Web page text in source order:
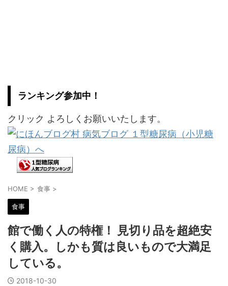
ランキング参加中！
クリック よろしくお願いいたします。
HOME > 食事 >
食事
館で働く人の特権！ 見切り品を超絶安
く購入。しかも質は良いもので大満足
している。
2018-10-30